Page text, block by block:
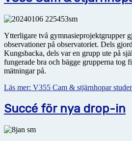
Ytterligare två gymnasieprojektgrupper
observationer på observatoriet. Dels
Kungsbacka, dels var en grupp ute på
fungerade bra och bägge grupperna tog
mätningar på.
Läs mer: V355 Cam & stjärnhopar
Succé för nya drop-in